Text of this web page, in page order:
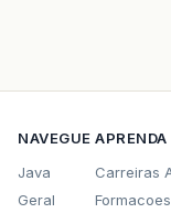
NAVEGUE
Java
Geral
APRENDA
Carreiras
Formacoes